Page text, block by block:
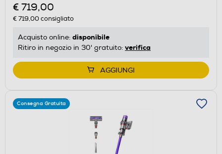
€ 719,00
€ 719,00consigliato
Acquisto online: disponibile
Ritiro in negozio in 30' gratuito: verifica
AGGIUNGI
Consegna Gratuita